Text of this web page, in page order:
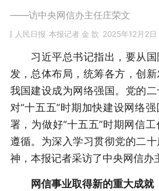
——访中央网信办主任庄荣文
人民日报 本报记者 金 歆 2025年12月2
习近平总书记指出，要从国
发，总体布局，统筹各方，创
我国建设成为网络强国。党的
对“十五五”时期加快建设网络
署，为做好“十五五”时期网信
遵循。为深入学习贯彻党的二
神，本报记者采访了中央网信办
网信事业取得新的重大成就